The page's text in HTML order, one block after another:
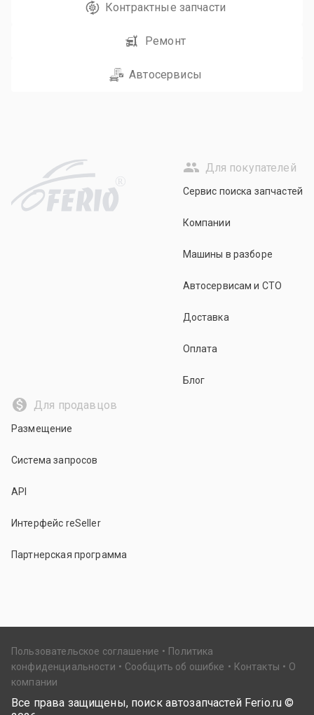
Контрактные запчасти
Ремонт
Автосервисы
R
Для покупателей
Сервис поиска запчастей
Компании
Машины в разборе
Автосервисам и СТО
Доставка
Оплата
Блог
Для продавцов
Размещение
Система запросов
API
Интерфейс reSeller
Партнерская программа
Пользовательское соглашение
Политика
конфиденциальности
Сообщить об ошибке Контакты
О
компании
Все права защищены, поиск автозапчастей Ferio.ru ©